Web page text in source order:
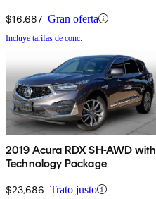
$16,687 Gran oferta
Incluye tarifas de conc.
2019 Acura RDX SH-AWD with
Technology Package
$23,686 Trato justo